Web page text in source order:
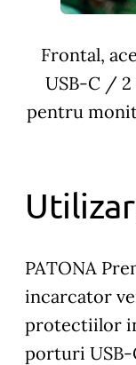
Frontal,
USB-C / 2
pentru
PATONA
incarcator
protectiilor
porturi USB-